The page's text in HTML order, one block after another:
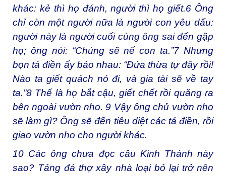
khác: kẻ thì họ đánh, người thì họ giết.6 Ông
chỉ còn một người nữa là người con yêu dấu:
người này là người cuối cùng ông sai đến gặp
họ; ông nói: “Chúng sẽ nể con ta.”7 Nhưng
bọn tá điền ấy bảo nhau: “Đứa thừa tự đây rồi!
Nào ta giết quách nó đi, và gia tài sẽ về tay
ta.”8 Thế là họ bắt cậu, giết chết rồi quăng ra
bên ngoài vườn nho.9 Vậy ông chủ vườn nho
sẽ làm gì? Ông sẽ đến tiêu diệt các tá điền, rồi
giao vườn nho cho người khác.
10 Các ông chưa đọc câu Kinh Thánh này
sao? Tảng đá thợ xây nhà loại bỏ lại trở nên